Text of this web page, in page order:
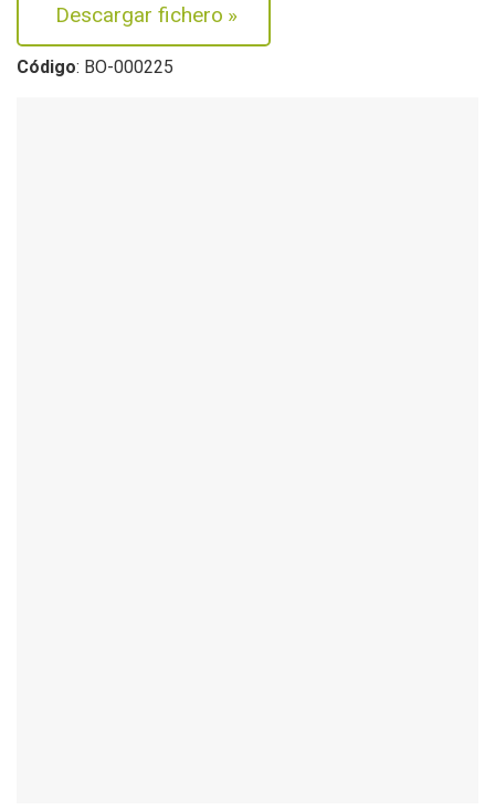
Descargar fichero »
Código: BO-000225